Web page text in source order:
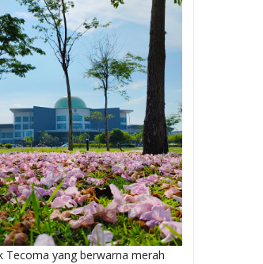
Tecoma yang berwarna merah